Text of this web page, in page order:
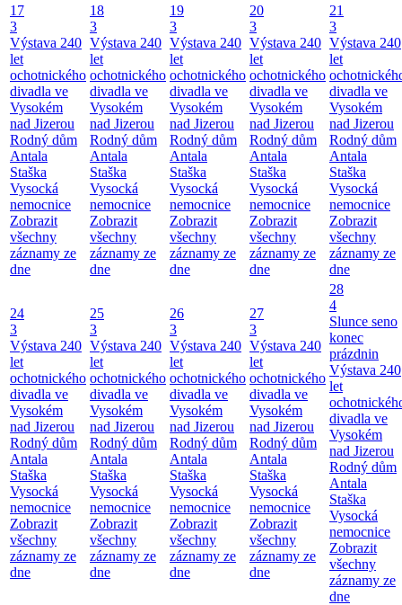
17
3
Výstava 240
let
ochotnického
divadla ve
Vysokém
nad Jizerou
Rodný dům
Antala
Staška
Vysocká
nemocnice
Zobrazit
všechny
záznamy ze
dne
18
3
Výstava 240
let
ochotnického
divadla ve
Vysokém
nad Jizerou
Rodný dům
Antala
Staška
Vysocká
nemocnice
Zobrazit
všechny
záznamy ze
dne
19
3
Výstava 240
let
ochotnického
divadla ve
Vysokém
nad Jizerou
Rodný dům
Antala
Staška
Vysocká
nemocnice
Zobrazit
všechny
záznamy ze
dne
20
3
Výstava 240
let
ochotnického
divadla ve
Vysokém
nad Jizerou
Rodný dům
Antala
Staška
Vysocká
nemocnice
Zobrazit
všechny
záznamy ze
dne
21
3
Výstava 240
let
divadla ve
Vysokém
nad Jizerou
Rodný dům
Antala
Staška
Vysocká
nemocnice
Zobrazit
všechny
záznamy ze
dne
24
3
Výstava 240
let
ochotnického
divadla ve
Vysokém
nad Jizerou
Rodný dům
Antala
Staška
Vysocká
nemocnice
Zobrazit
všechny
záznamy ze
dne
25
3
Výstava 240
let
ochotnického
divadla ve
Vysokém
nad Jizerou
Rodný dům
Antala
Staška
Vysocká
nemocnice
Zobrazit
všechny
záznamy ze
dne
26
3
Výstava 240
let
ochotnického
divadla ve
Vysokém
nad Jizerou
Rodný dům
Antala
Staška
Vysocká
nemocnice
Zobrazit
všechny
záznamy ze
dne
27
3
Výstava 240
let
ochotnického
divadla ve
Vysokém
nad Jizerou
Rodný dům
Antala
Staška
Vysocká
nemocnice
Zobrazit
všechny
záznamy ze
dne
28
4
Slunce seno
konec
prázdnin
Výstava 240
let
divadla ve
Vysokém
nad Jizerou
Rodný dům
Antala
Staška
Vysocká
nemocnice
Zobrazit
všechny
záznamy ze
dne